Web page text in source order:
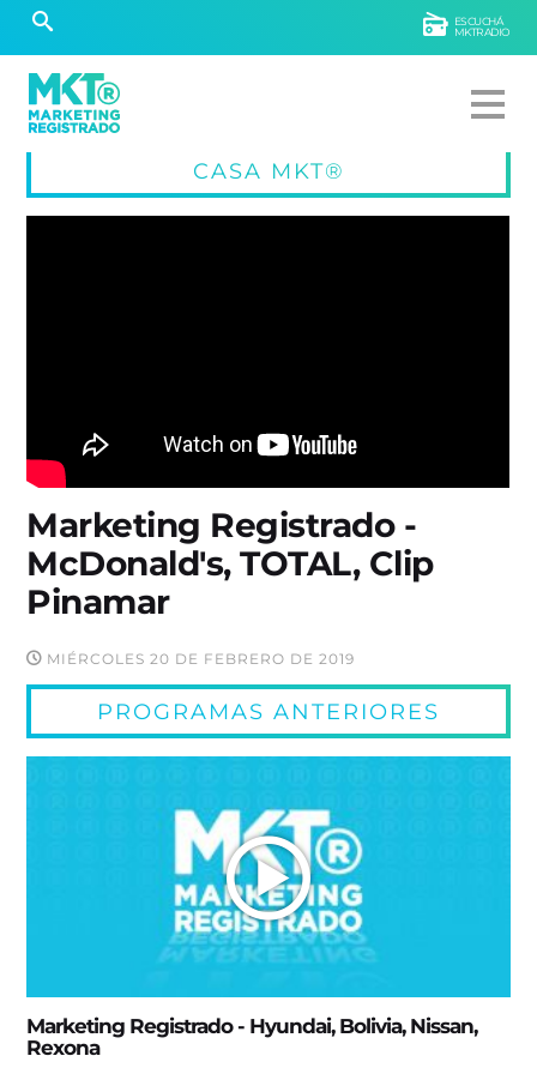
ESCUCHÁ
MKTRADIO
CASA MKT®
Marketing Registrado -
McDonald's, TOTAL, Clip
Pinamar
MIÉRCOLES 20 DE FEBRERO DE 2019
PROGRAMAS ANTERIORES
Marketing Registrado - Hyundai, Bolivia, Nissan,
Rexona